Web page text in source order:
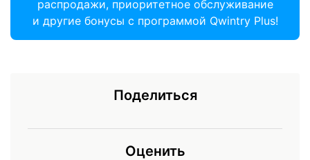
распродажи, приоритетное обслуживание
и другие бонусы с программой Qwintry Plus!
Поделиться
Оценить